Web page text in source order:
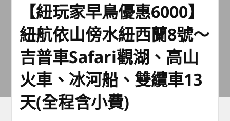
【紐玩家早鳥優惠6000】
紐航依山傍水紐西蘭8號～
吉普車Safari觀湖、高山
火車、冰河船、雙纜車13
天(全程含小費)